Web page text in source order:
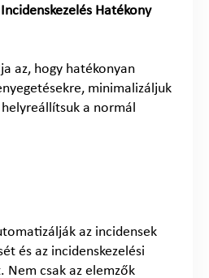
Hatékony
az, hogy hatékonyan
minimalizáljuk
a normál
az incidensek
és az incidenskezelési
csak az elemzők